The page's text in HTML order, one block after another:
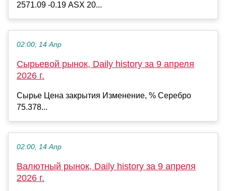
2571.09 -0.19 ASX 20...
02:00, 14 Апр
Сырьевой рынок, Daily history за 9 апреля
2026 г.
Сырье Цена закрытия Изменение, % Серебро
75.378...
02:00, 14 Апр
Валютный рынок, Daily history за 9 апреля
2026 г.